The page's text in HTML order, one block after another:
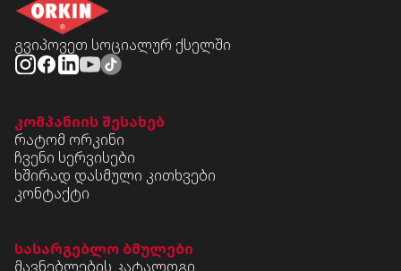
გვიპოვეთ სოციალურ ქსელში
კომპანიის შესახებ
რატომ ორკინი
ჩვენი სერვისები
ხშირად დასმული კითხვები
კონტაქტი
სასარგებლო ბმულები
მავნებლების კატალოგი